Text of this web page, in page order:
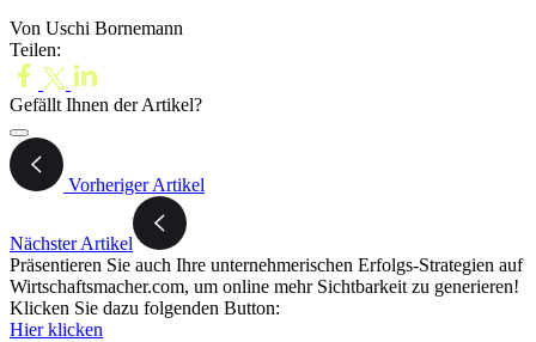
Von Uschi Bornemann
Teilen:
Gefällt Ihnen der Artikel?
Vorheriger Artikel
Nächster Artikel
Präsentieren Sie auch Ihre unternehmerischen Erfolgs-Strategien auf
Wirtschaftsmacher.com, um online mehr Sichtbarkeit zu generieren!
Klicken Sie dazu folgenden Button:
Hier klicken